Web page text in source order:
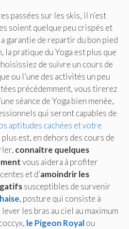
passées sur les skis, il n’est
soient quelque peu crispés et
garantie de repartir du bon pied
la pratique du Yoga est plus que
de suivre un cours de
ou l’une des activités un peu
précédemment, vous tirerez
séance de Yoga bien menée,
qui seront capables de
aptitudes cachées et votre
plus est, en dehors des cours de
connaître quelques
vous aidera à profiter
et d’amoindrir les
susceptibles de survenir
, posture qui consiste à
les bras au ciel au maximum
le Pigeon Royalou